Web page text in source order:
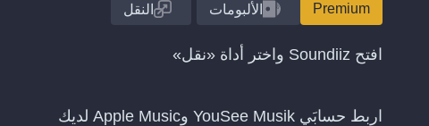
Premium الألبومات النقل
افتح Soundiiz واختر أداة «نقل»
اربط حسابَي YouSee Musik وApple Music لديك